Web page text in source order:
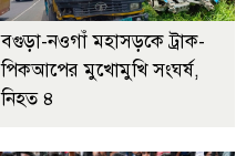
বগুড়া-নওগাঁ মহাসড়কে ট্রাক-
পিকআপের মুখোমুখি সংঘর্ষ,
নিহত ৪